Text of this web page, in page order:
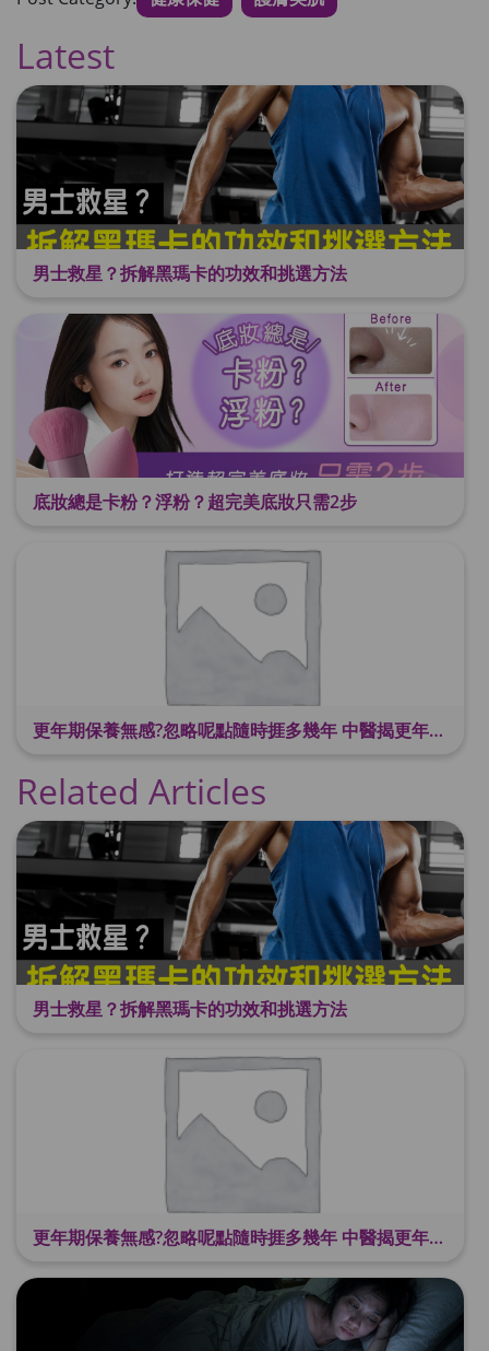
Latest
男士救星？拆解黑瑪卡的功效和挑選方法
底妝總是卡粉？浮粉？超完美底妝只需2步
更年期保養無感?忽略呢點隨時捱多幾年 中醫揭更年保養關鍵 輕鬆舒適渡過更年期
Related Articles
男士救星？拆解黑瑪卡的功效和挑選方法
更年期保養無感?忽略呢點隨時捱多幾年 中醫揭更年保養關鍵 輕鬆舒適渡過更年期